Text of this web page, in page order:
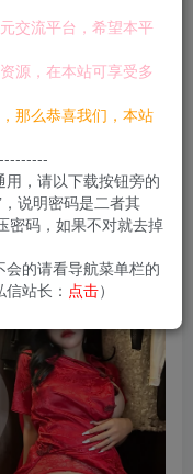
钻石会员 免费
购买，可保存购买订单
图和视频合集资源，
，
交流平台，希望本平
源，在本站可享受多
那么恭喜我们，本站
，请以下载按钮旁的
说明密码是二者其
密码，如果不对就去掉
会的请看导航菜单栏的
站长： 点击）